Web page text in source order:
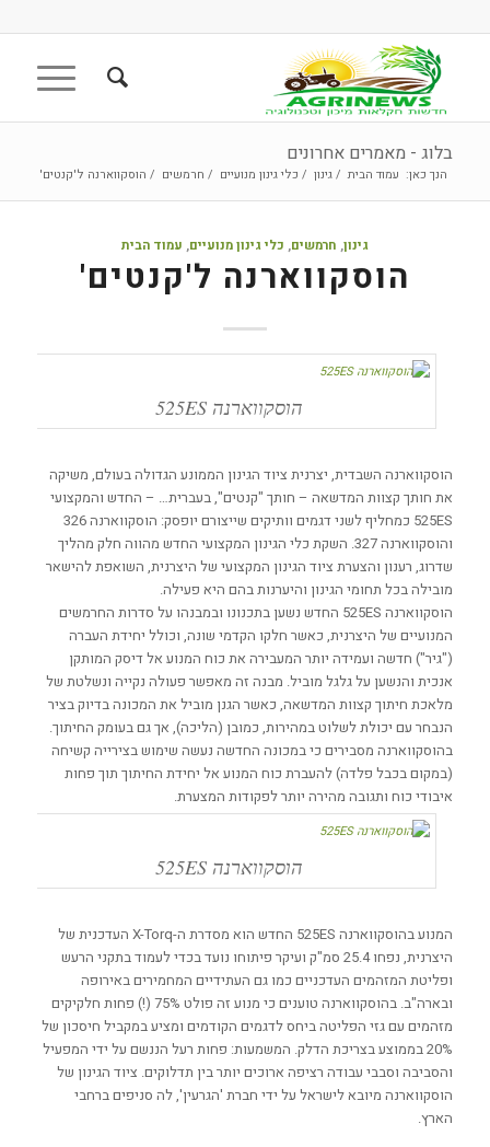
בלוג - מאמרים אחרונים
הנך כאן: עמוד הבית / גינון / כלי גינון מנועיים / חרמשים / הוסקווארנה ל'קנטים'
גינון, חרמשים, כלי גינון מנועיים, עמוד הבית
הוסקווארנה ל'קנטים'
הוסקווארנה 525ES
הוסקווארנה השבדית, יצרנית ציוד הגינון הממונע הגדולה בעולם, משיקה
את חותך קצוות המדשאה – חותך "קנטים", בעברית… – החדש והמקצועי
525ES כמחליף לשני דגמים וותיקים שייצורם יופסק: הוסקווארנה 326
והוסקווארנה 327. השקת כלי הגינון המקצועי החדש מהווה חלק מהליך
שדרוג, רענון והצערת ציוד הגינון המקצועי של היצרנית, השואפת להישאר
מובילה בכל תחומי הגינון והיערנות בהם היא פעילה.
הוסקווארנה 525ES החדש נשען בתכנונו ובמבנהו על סדרות החרמשים
המנועיים של היצרנית, כאשר חלקו הקדמי שונה, וכולל יחידת העברה
("גיר") חדשה ועמידה יותר המעבירה את כוח המנוע אל דיסק המותקן
אנכית והנשען על גלגל מוביל. מבנה זה מאפשר פעולה נקייה ונשלטת של
מלאכת חיתוך קצוות המדשאה, כאשר הגנן מוביל את המכונה בדיוק בציר
הנבחר עם יכולת לשלוט במהירות, כמובן (הליכה), אך גם בעומק החיתוך.
בהוסקווארנה מסבירים כי במכונה החדשה נעשה שימוש בצירייה קשיחה
(במקום בכבל פלדה) להעברת כוח המנוע אל יחידת החיתוך תוך פחות
איבודי כוח ותגובה מהירה יותר לפקודות המצערת.
הוסקווארנה 525ES
המנוע בהוסקווארנה 525ES החדש הוא מסדרת ה-X-Torq העדכנית של
היצרנית, נפחו 25.4 סמ"ק ועיקר פיתוחו נועד בכדי לעמוד בתקני הרעש
ופליטת המזהמים העדכניים כמו גם העתידיים המחמירים באירופה
ובארה"ב. בהוסקווארנה טוענים כי מנוע זה פולט 75% (!) פחות חלקיקים
מזהמים עם גזי הפליטה ביחס לדגמים הקודמים ומציע במקביל חיסכון של
20% בממוצע בצריכת הדלק. המשמעות: פחות רעל הננשם על ידי המפעיל
והסביבה וסבבי עבודה רציפה ארוכים יותר בין תדלוקים. ציוד הגינון של
הוסקווארנה מיובא לישראל על ידי חברת 'הגרעין', לה סניפים ברחבי
הארץ.